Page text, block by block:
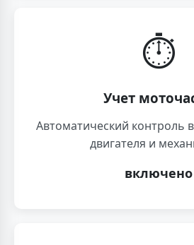
⏱️
Учет
Автоматический контроль
двигателя и
включено